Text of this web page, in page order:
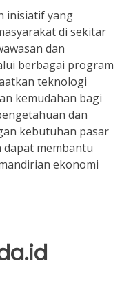
inisiatif yang
di sekitar
dan
berbagai program
teknologi
kemudahan bagi
dan
kebutuhan pasar
dapat membantu
ekonomi